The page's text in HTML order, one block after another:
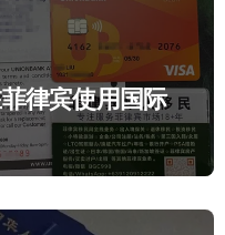
律宾使用国际